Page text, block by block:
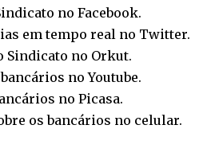
no Facebook.
em tempo real no Twitter.
Sindicato no Orkut.
bancários noYoutube.
no Picasa.
os bancários no celular.